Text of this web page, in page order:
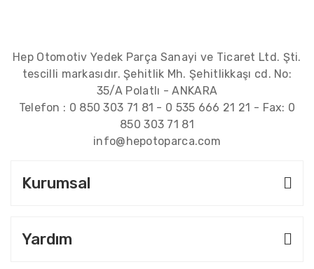
Hep Otomotiv Yedek Parça Sanayi ve Ticaret Ltd. Şti.
tescilli markasıdır. Şehitlik Mh. Şehitlikkaşı cd. No:
35/A Polatlı - ANKARA
Telefon : 0 850 303 71 81 - 0 535 666 21 21 - Fax: 0
850 303 71 81
info@hepotoparca.com
Kurumsal
Yardım